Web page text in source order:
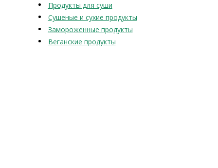
Продукты для суши
Сушеные и сухие продукты
Замороженные продукты
Веганские продукты